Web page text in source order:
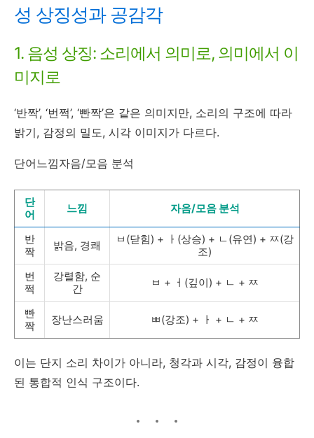
성 상징성과 공감각
1. 음성 상징: 소리에서 의미로, 의미에서 이
미지로
‘반짝’, ‘번쩍’, ‘빤짝’은 같은 의미지만, 소리의 구조에 따라
밝기, 감정의 밀도, 시각 이미지가 다르다.
단어느낌자음/모음 분석
단
어
느낌 자음/모음 분석
반
짝
밝음, 경쾌
ㅂ(닫힘) + ㅏ(상승) + ㄴ(유연) + ㅉ(강
조)
번
쩍
강렬함, 순
간
ㅂ + ㅓ(깊이) + ㄴ + ㅉ
빤
짝
장난스러움 ㅃ(강조) + ㅏ + ㄴ + ㅉ
이는 단지 소리 차이가 아니라, 청각과 시각, 감정이 융합
된 통합적 인식 구조이다.